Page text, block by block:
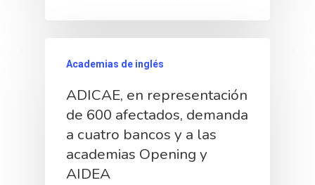
Academias de inglés
ADICAE, en representación
de 600 afectados, demanda
a cuatro bancos y a las
academias Opening y
AIDEA